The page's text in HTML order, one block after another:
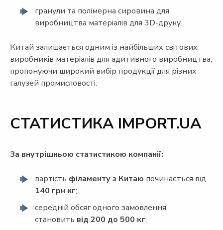
гранули та полімерна сировина для
виробництва матеріалів для 3D-друку.
Китай залишається одним із найбільших світових
виробників матеріалів для адитивного виробництва,
пропонуючи широкий вибір продукції для різних
галузей промисловості.
СТАТИСТИКА IMPORT.UA
За внутрішньою статистикою компанії:
вартість філаменту з Китаю починається від
140 грн кг;
середній обсяг одного замовлення
становить від 200 до 500 кг;